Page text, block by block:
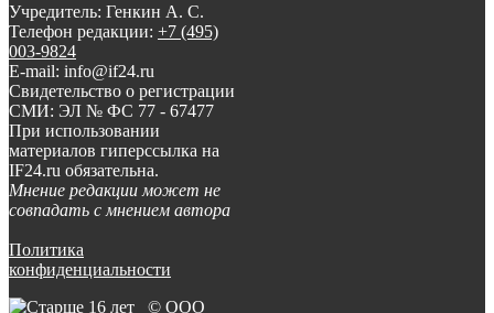
Учредитель: Генкин А. С.
Телефон редакции: +7 (495)
003-9824
E-mail: info@if24.ru
Свидетельство о регистрации
СМИ: ЭЛ № ФС 77 - 67477
При использовании
материалов гиперссылка на
IF24.ru обязательна.
Мнение редакции может не
совпадать с мнением автора
Политика
конфиденциальности
© ООО